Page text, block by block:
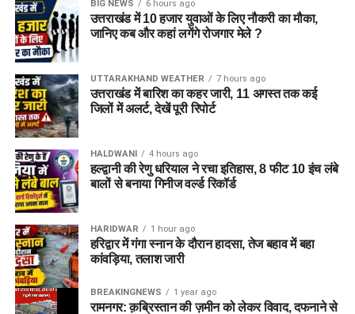
BIG NEWS 6 hours ago
उत्तराखंड में 10 हजार युवाओं के लिए नौकरी का मौका,
जानिए कब और कहां लगेंगे रोजगार मेले ?
UTTARAKHAND WEATHER 7 hours ago
उत्तराखंड में बारिश का कहर जारी, 11 अगस्त तक कई
जिलों में अलर्ट, देखें पूरी रिपोर्ट
HALDWANI 4 hours ago
हल्द्वानी की रेणु धरियाल ने रचा इतिहास, 8 फीट 10 इंच लंबे
बालों से बनाया गिनीज वर्ल्ड रिकॉर्ड
HARIDWAR 1 hour ago
हरिद्वार में गंगा स्नान के दौरान हादसा, तेज बहाव में बहा
कांवड़िया, तलाश जारी
BREAKINGNEWS 1 year ago
रामनगर: क़ब्रिस्तान की ज़मीन को लेकर विवाद, दफनाने से